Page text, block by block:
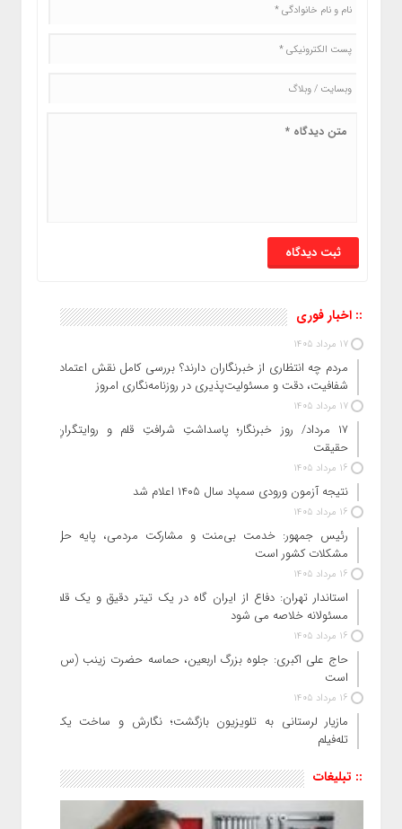
:: اخبار فوری
17 مرداد 1405
مردم چه انتظاری از خبرنگاران دارند؟ بررسی کامل نقش اعتماد،
شفافیت، دقت و مسئولیت‌پذیری در روزنامه‌نگاری امروز
17 مرداد 1405
۱۷ مرداد/ روز خبرنگار؛ پاسداشتِ شرافتِ قلم و روایتگرانِ
حقیقت
16 مرداد 1405
نتیجه آزمون ورودی سمپاد سال ۱۴۰۵ اعلام شد
16 مرداد 1405
رئیس جمهور: خدمت بی‌منت و مشارکت مردمی، پایه حل
مشکلات کشور است
16 مرداد 1405
استاندار تهران: دفاع از ایران گاه در یک تیتر دقیق و یک قلم
مسئولانه خلاصه می شود
16 مرداد 1405
حاج‌ علی‌ اکبری: جلوه بزرگ اربعین، حماسه حضرت زینب (س)
است
16 مرداد 1405
مازیار لرستانی به تلویزیون بازگشت؛ نگارش و ساخت یک
تله‌فیلم
:: تبلیغات